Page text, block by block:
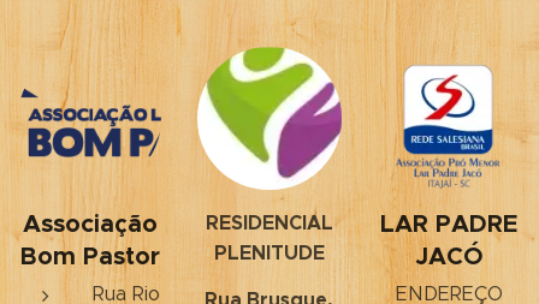
Associação
Bom Pastor
Rua Rio
RESIDENCIAL
PLENITUDE
LAR PADRE
JACÓ
ENDEREÇO